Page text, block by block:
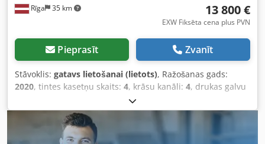
Rīga 35 km 13 800 €
EXW Fiksēta cena plus PVN
Pieprasīt Zvanīt
Stāvoklis: gatavs lietošanai (lietots), Ražošanas gads:
2020, tintes kasetņu skaits: 4, krāsu kanāli: 4, drukas galvu
, skaitītāja rādījums (melns):
rādījums (krāsa):506 975, Aprīkojums:automātiskais
duplekss, brošūru pabeigšanas iekārta, dokumentācija /
rokasgrāmata, rastra attēlu apstrādātājs
, An authorized